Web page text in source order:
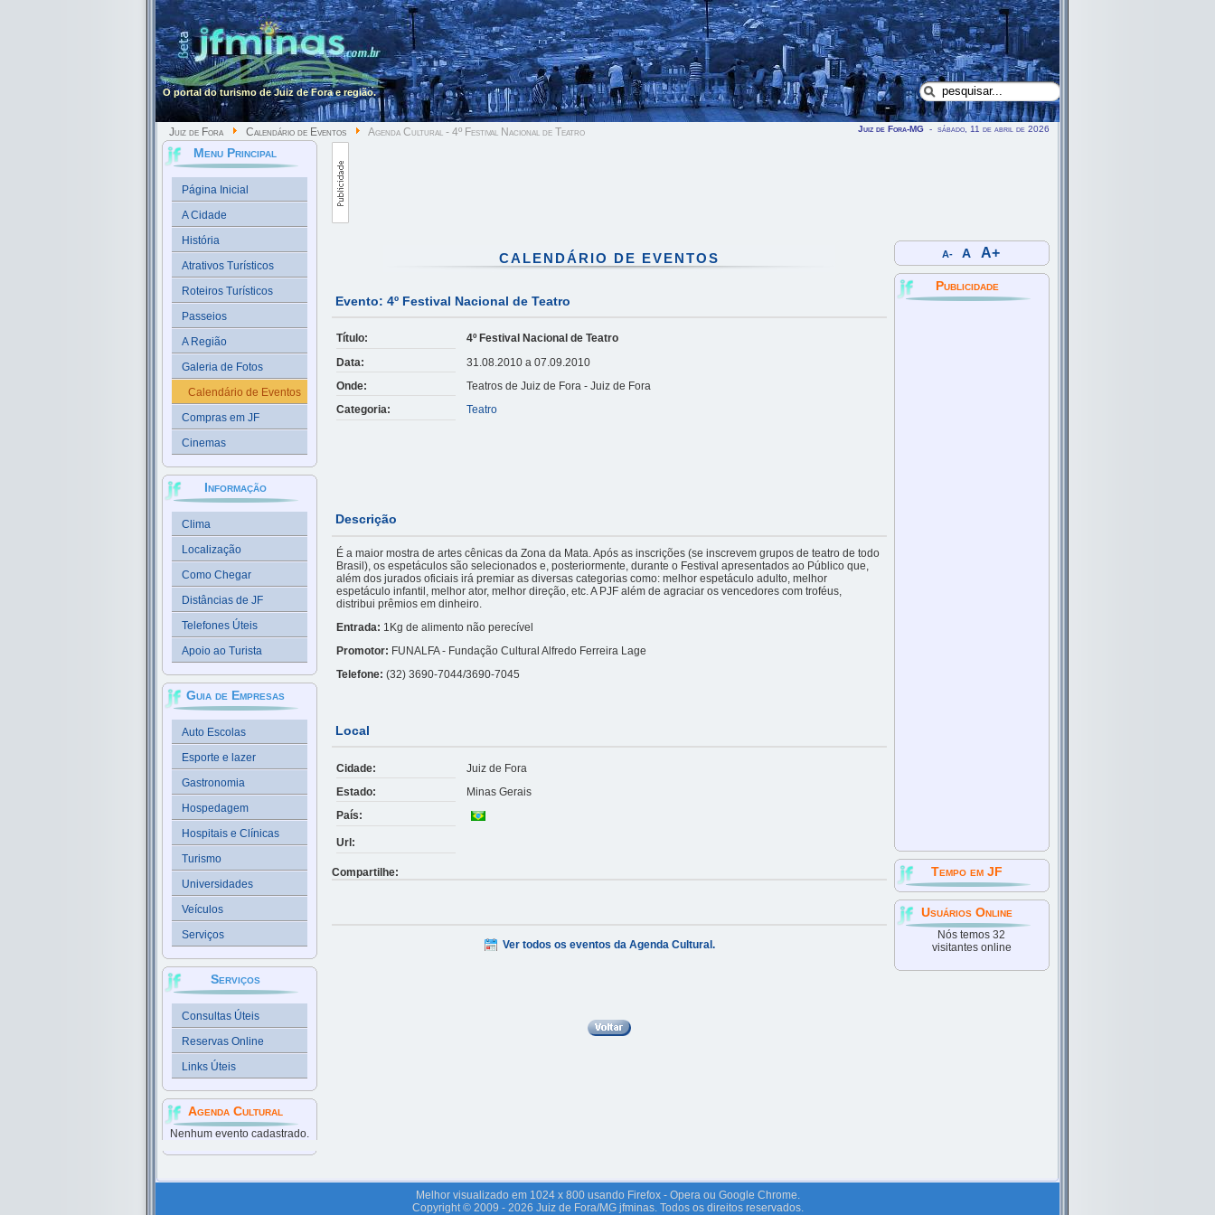
O portal do turismo de Juiz de Fora e região.
Juiz de Fora Calendário de Eventos Agenda Cultural - 4º Festival Nacional de Teatro Juiz de Fora-MG - sábado, 11 de abril de 2026
Menu Principal
Página Inicial
A Cidade
História
Atrativos Turísticos
Roteiros Turísticos
Passeios
A Região
Galeria de Fotos
Calendário de Eventos
Compras em JF
Cinemas
Informação
Clima
Localização
Como Chegar
Distâncias de JF
Telefones Úteis
Apoio ao Turista
Guia de Empresas
Auto Escolas
Esporte e lazer
Gastronomia
Hospedagem
Hospitais e Clínicas
Turismo
Universidades
Veículos
Serviços
Serviços
Consultas Úteis
Reservas Online
Links Úteis
Agenda Cultural
Nenhum evento cadastrado.
CALENDÁRIO DE EVENTOS
Evento: 4º Festival Nacional de Teatro
Título:
4º Festival Nacional de Teatro
Data:
31.08.2010 a 07.09.2010
Onde:
Teatros de Juiz de Fora - Juiz de Fora
Categoria:
Teatro
Descrição
É a maior mostra de artes cênicas da Zona da Mata. Após as inscrições (se inscrevem grupos de teatro de todo
Brasil), os espetáculos são selecionados e, posteriormente, durante o Festival apresentados ao Público que,
além dos jurados oficiais irá premiar as diversas categorias como: melhor espetáculo adulto, melhor
espetáculo infantil, melhor ator, melhor direção, etc. A PJF além de agraciar os vencedores com troféus,
distribui prêmios em dinheiro.
Entrada: 1Kg de alimento não perecível
Promotor: FUNALFA - Fundação Cultural Alfredo Ferreira Lage
Telefone: (32) 3690-7044/3690-7045
Local
Cidade:
Juiz de Fora
Estado:
Minas Gerais
País:
Url:
Compartilhe:
Ver todos os eventos da Agenda Cultural.
A- A A+
Publicidade
Tempo em JF
Usuários Online
Nós temos 32
visitantes online
Melhor visualizado em 1024 x 800 usando Firefox - Opera ou Google Chrome.
Copyright © 2009 - 2026 Juiz de Fora/MG jfminas. Todos os direitos reservados.